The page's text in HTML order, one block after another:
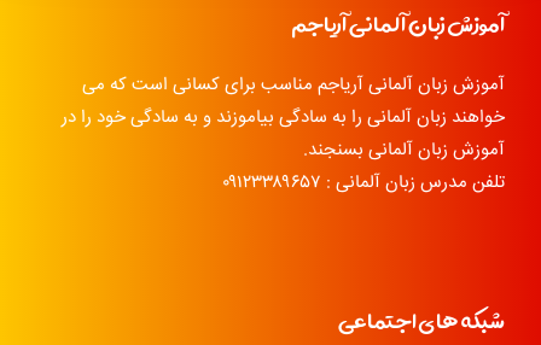
آموزش زبان آلمانی آریاجم
آموزش زبان آلمانی آریاجم مناسب برای کسانی است که می
خواهند زبان آلمانی را به سادگی بیاموزند و به سادگی خود را در
آموزش زبان آلمانی بسنجند.
تلفن مدرس زبان آلمانی : ۰۹۱۲۳۳۸۹۶۵۷
شبکه های اجتماعی